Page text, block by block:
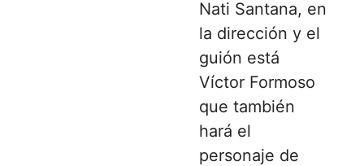
Nati Santana, en
la dirección y el
guión está
Víctor Formoso
que también
hará el
personaje de